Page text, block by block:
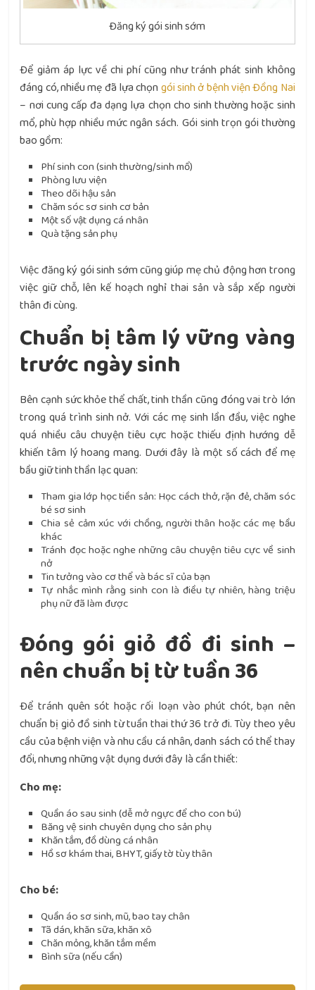
Đăng ký gói sinh sớm
Để giảm áp lực về chi phí cũng như tránh phát sinh không
đáng có, nhiều mẹ đã lựa chọn gói sinh ở bệnh viện Đồng Nai
– nơi cung cấp đa dạng lựa chọn cho sinh thường hoặc sinh
mổ, phù hợp nhiều mức ngân sách. Gói sinh trọn gói thường
bao gồm:
Phí sinh con (sinh thường/sinh mổ)
Phòng lưu viện
Theo dõi hậu sản
Chăm sóc sơ sinh cơ bản
Một số vật dụng cá nhân
Quà tặng sản phụ
Việc đăng ký gói sinh sớm cũng giúp mẹ chủ động hơn trong
việc giữ chỗ, lên kế hoạch nghỉ thai sản và sắp xếp người
thân đi cùng.
Chuẩn bị tâm lý vững vàng
trước ngày sinh
Bên cạnh sức khỏe thể chất, tinh thần cũng đóng vai trò lớn
trong quá trình sinh nở. Với các mẹ sinh lần đầu, việc nghe
quá nhiều câu chuyện tiêu cực hoặc thiếu định hướng dễ
khiến tâm lý hoang mang. Dưới đây là một số cách để mẹ
bầu giữ tinh thần lạc quan:
Tham gia lớp học tiền sản: Học cách thở, rặn đẻ, chăm sóc
bé sơ sinh
Chia sẻ cảm xúc với chồng, người thân hoặc các mẹ bầu
khác
Tránh đọc hoặc nghe những câu chuyện tiêu cực về sinh
nở
Tin tưởng vào cơ thể và bác sĩ của bạn
Tự nhắc mình rằng sinh con là điều tự nhiên, hàng triệu
phụ nữ đã làm được
Đóng gói giỏ đồ đi sinh –
nên chuẩn bị từ tuần 36
Để tránh quên sót hoặc rối loạn vào phút chót, bạn nên
chuẩn bị giỏ đồ sinh từ tuần thai thứ 36 trở đi. Tùy theo yêu
cầu của bệnh viện và nhu cầu cá nhân, danh sách có thể thay
đổi, nhưng những vật dụng dưới đây là cần thiết:
Cho mẹ:
Quần áo sau sinh (dễ mở ngực để cho con bú)
Băng vệ sinh chuyên dụng cho sản phụ
Khăn tắm, đồ dùng cá nhân
Hồ sơ khám thai, BHYT, giấy tờ tùy thân
Cho bé:
Quần áo sơ sinh, mũ, bao tay chân
Tã dán, khăn sữa, khăn xô
Chăn mỏng, khăn tắm mềm
Bình sữa (nếu cần)